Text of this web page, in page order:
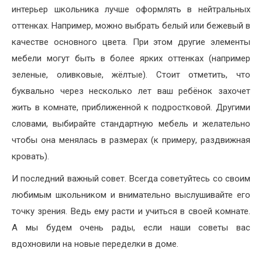
интерьер школьника лучше оформлять в нейтральных
оттенках. Например, можно выбрать белый или бежевый в
качестве основного цвета. При этом другие элементы
мебели могут быть в более ярких оттенках (например
зеленые, оливковые, жёлтые). Стоит отметить, что
буквально через несколько лет ваш ребёнок захочет
жить в комнате, приближенной к подростковой. Другими
словами, выбирайте стандартную мебель и желательно
чтобы она менялась в размерах (к примеру, раздвижная
кровать).
И последний важный совет. Всегда советуйтесь со своим
любимым школьником и внимательно выслушивайте его
точку зрения. Ведь ему расти и учиться в своей комнате.
А мы будем очень рады, если наши советы вас
вдохновили на новые переделки в доме.